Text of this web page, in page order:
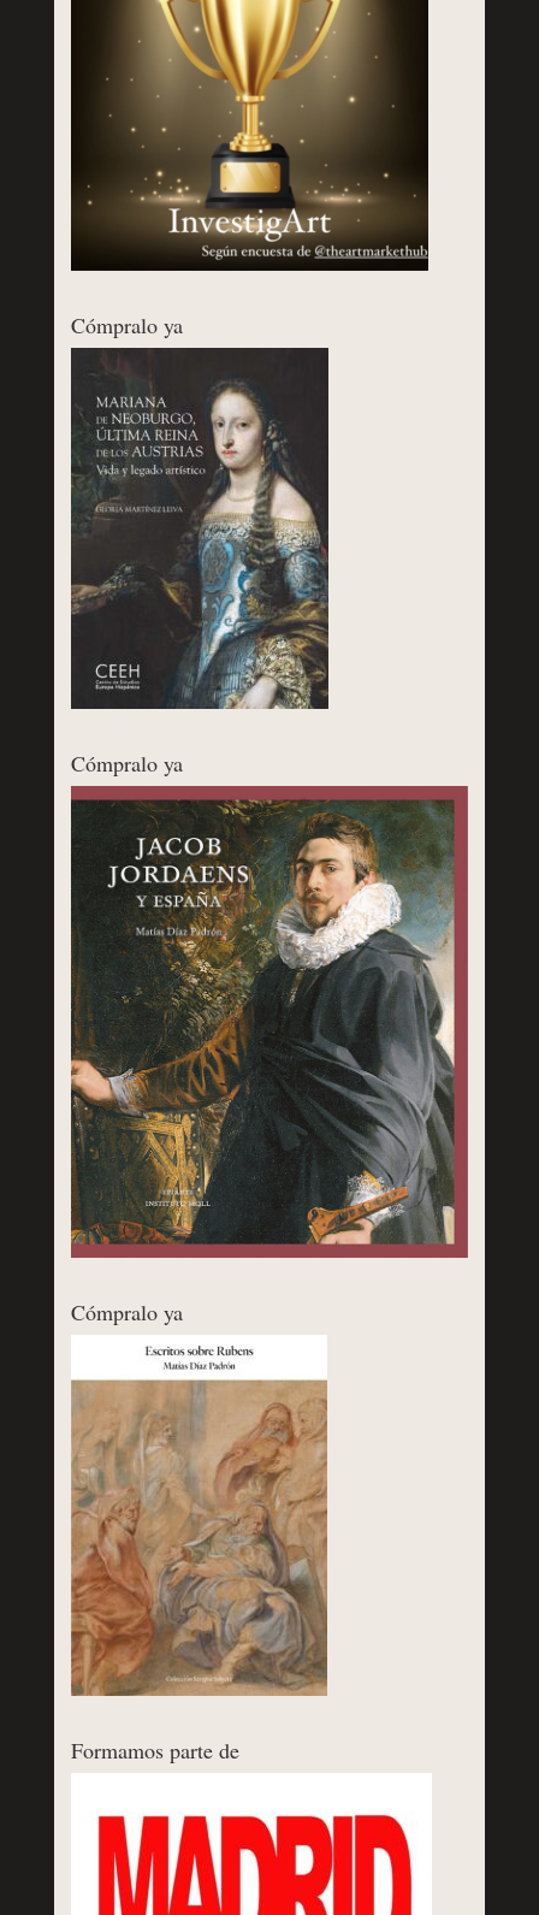
Cómpralo ya
Cómpralo ya
Cómpralo ya
Formamos parte de